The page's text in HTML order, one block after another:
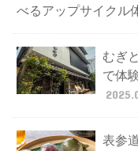
べるアップサイクル
むぎ
で体
表参